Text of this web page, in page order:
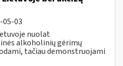
05-03
nuolat
alkoholinių gėrimų
tačiau demonstruojami